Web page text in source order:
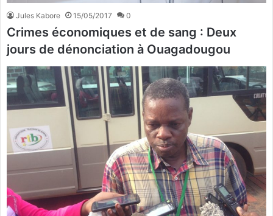
Jules Kabore 15/05/2017 0
Crimes économiques et de sang : Deux
jours de dénonciation à Ouagadougou